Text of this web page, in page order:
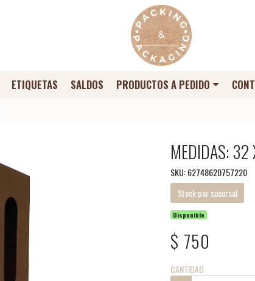
ETIQUETAS SALDOS PRODUCTOS A PEDIDO
MEDIDAS:
SKU: 62748620757220
Stock por sucursal
Disponible
$ 750
CANTIDAD